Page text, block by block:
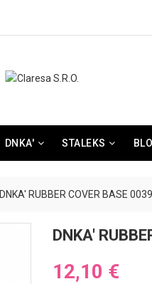
DNKA' STALEKS
DNKA' RUBBER COVER BASE
DNKA'
12,10 €